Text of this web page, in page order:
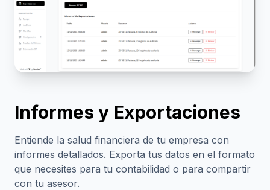
Informes y Exportaciones
Entiende la salud financiera de tu empresa con
informes detallados. Exporta tus datos en el formato
que necesites para tu contabilidad o para compartir
con tu asesor.